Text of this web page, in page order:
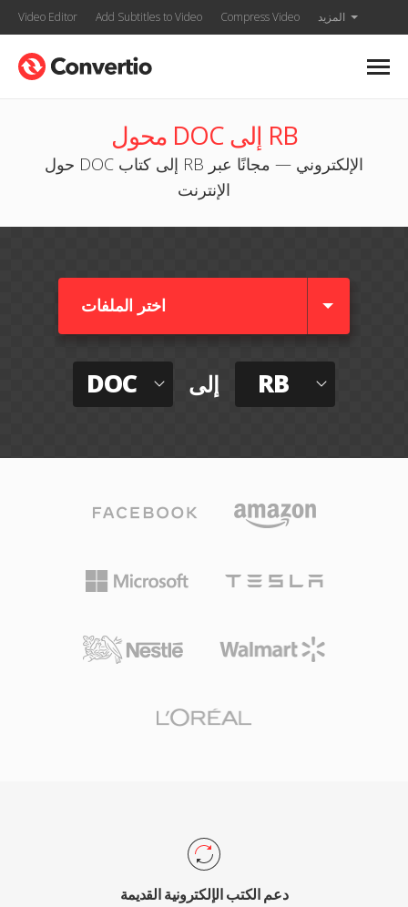
Video Editor Add Subtitles to Video Compress Video المزيد
محول DOC إلى RB
حول DOC إلى كتاب RB الإلكتروني — مجانًا عبر
الإنترنت
اختر الملفات
DOC إلى RB
دعم الكتب الإلكترونية القديمة